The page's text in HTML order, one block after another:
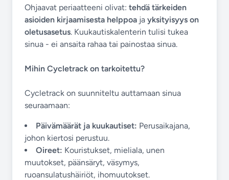
Ohjaavat periaatteeni olivat: tehdä tärkeiden
asioiden kirjaamisesta helppoa ja yksityisyys on
oletusasetus. Kuukautiskalenterin tulisi tukea
sinua - ei ansaita rahaa tai painostaa sinua.
Mihin Cycletrack on tarkoitettu?
Cycletrack on suunniteltu auttamaan sinua
seuraamaan:
Päivämäärät ja kuukautiset: Perusaikajana,
johon kiertosi perustuu.
Oireet: Kouristukset, mieliala, unen
muutokset, päänsäryt, väsymys,
ruoansulatushäiriöt, ihomuutokset.